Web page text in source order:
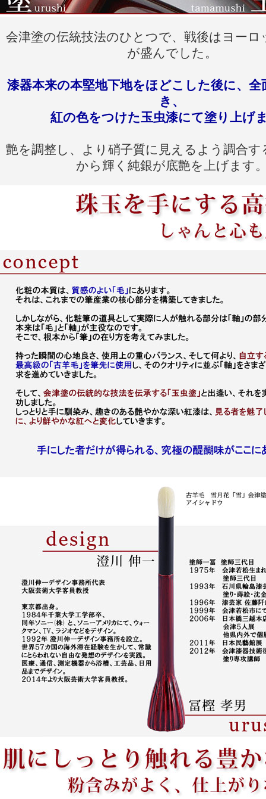
会津塗の伝統技法のひとつで、戦後はヨーロ
が盛んでした。
漆器本来の本堅地下地をほどこした後に、全
き、
紅の色をつけた玉虫漆にて塗り上げ
艶を調整し、より硝子質に見えるよう調合す
から輝く純銀が底艶を上げます